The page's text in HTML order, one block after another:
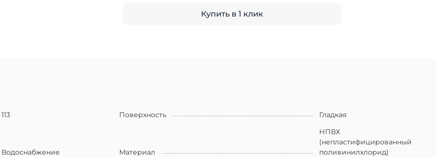
Купить в 1 клик
113 Поверхность Гладкая
Водоснабжение Материал
НПВХ
(непластифицированный
поливинилхлорид)